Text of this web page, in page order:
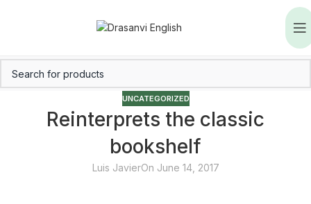
UNCATEGORIZED
Reinterprets the classic
bookshelf
Luis JavierOn June 14, 2017